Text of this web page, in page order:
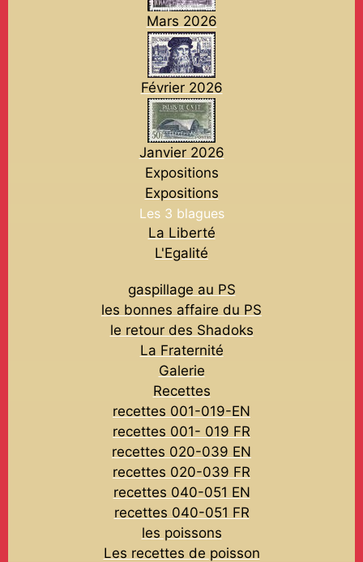
Mars 2026
Février 2026
Janvier 2026
Expositions
Expositions
Les 3 blagues
La Liberté
L'Egalité
gaspillage au PS
les bonnes affaire du PS
le retour des Shadoks
La Fraternité
Galerie
Recettes
recettes 001-019-EN
recettes 001- 019 FR
recettes 020-039 EN
recettes 020-039 FR
recettes 040-051 EN
recettes 040-051 FR
les poissons
Les recettes de poisson